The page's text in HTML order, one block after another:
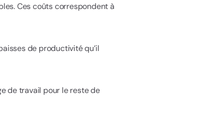
Ces coûts correspondent à
de productivité qu’il
de travail pour le reste de